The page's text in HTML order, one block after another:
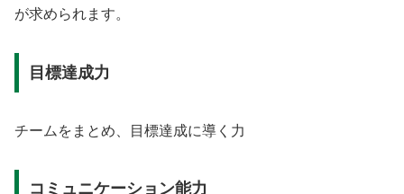
が求められます。
目標達成力
チームをまとめ、目標達成に導く力
コミュニケーション能力